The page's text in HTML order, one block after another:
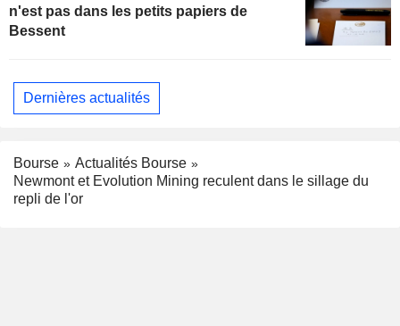
n'est pas dans les petits papiers de
Bessent
Dernières actualités
Bourse
Actualités Bourse
Newmont et Evolution Mining reculent dans le sillage du
repli de l'or